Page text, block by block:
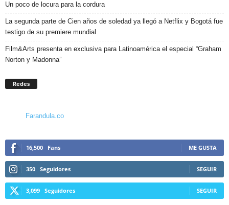
Un poco de locura para la cordura
La segunda parte de Cien años de soledad ya llegó a Netflix y Bogotá fue
testigo de su premiere mundial
Film&Arts presenta en exclusiva para Latinoamérica el especial “Graham
Norton y Madonna”
Redes
Farandula.co
16,500 Fans ME GUSTA
350 Seguidores SEGUIR
3,099 Seguidores SEGUIR